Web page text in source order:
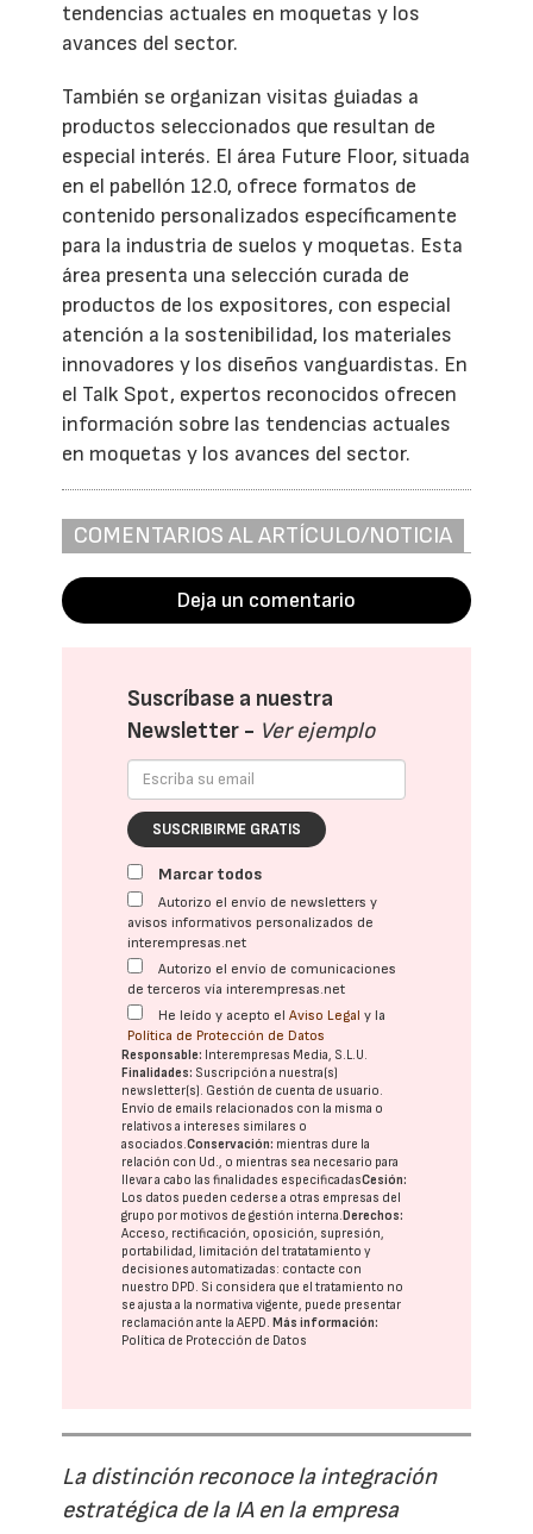
tendencias actuales en moquetas y los
avances del sector.
También se organizan visitas guiadas a
productos seleccionados que resultan de
especial interés. El área Future Floor, situada
en el pabellón 12.0, ofrece formatos de
contenido personalizados específicamente
para la industria de suelos y moquetas. Esta
área presenta una selección curada de
productos de los expositores, con especial
atención a la sostenibilidad, los materiales
innovadores y los diseños vanguardistas. En
el Talk Spot, expertos reconocidos ofrecen
información sobre las tendencias actuales
en moquetas y los avances del sector.
COMENTARIOS AL ARTÍCULO/NOTICIA
Deja un comentario
Suscríbase a nuestra
Newsletter - Ver ejemplo
SUSCRIBIRME GRATIS
Marcar todos
Autorizo el envío de newsletters y
avisos informativos personalizados de
interempresas.net
Autorizo el envío de comunicaciones
de terceros vía interempresas.net
He leído y acepto elAviso Legal y la
Política de Protección de Datos
Responsable: Interempresas Media, S.L.U.
Finalidades: Suscripción a nuestra(s)
newsletter(s). Gestión de cuenta de usuario.
Envío de emails relacionados con la misma o
relativos a intereses similares o
asociados.Conservación: mientras dure la
relación con Ud., o mientras sea necesario para
llevar a cabo las finalidades especificadasCesión:
Los datos pueden cederse a otras empresas del
grupo por motivos de gestión interna.Derechos:
Acceso, rectificación, oposición, supresión,
portabilidad, limitación del tratatamiento y
decisiones automatizadas: contacte con
nuestro DPD. Si considera que el tratamiento no
se ajusta a la normativa vigente, puede presentar
reclamación ante laAEPD.Más información:
Política de Protección de Datos
La distinción reconoce la integración
estratégica de la IA en la empresa